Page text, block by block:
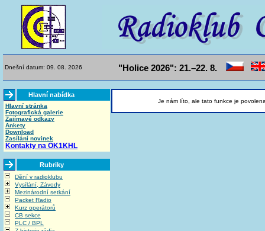
Dnešní datum: 09. 08. 2026 "Holice 2026": 21.–22. 8.
Hlavní nabídka
Hlavní stránka
Fotografická galerie
Zajímavé odkazy
Ankety
Download
Zasílání novinek
Kontakty na OK1KHL
Rubriky
Dění v radioklubu
Vysílání, Závody
Mezinárodní setkání
Packet Radio
Kurz operátorů
CB sekce
PLC / BPL
Je nám líto, ale tato funkce je